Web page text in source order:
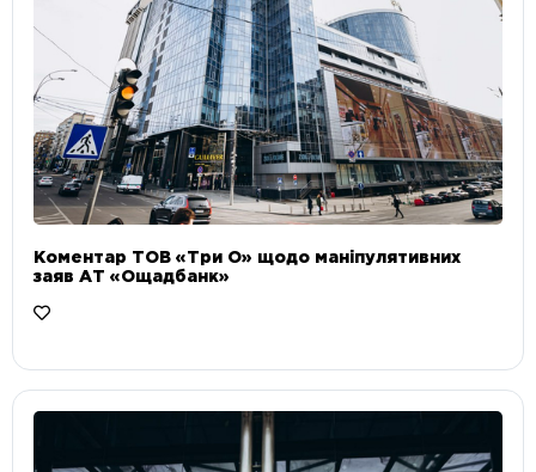
Коментар ТОВ «Три О» щодо маніпулятивних
заяв АТ «Ощадбанк»